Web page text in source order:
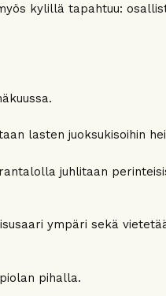
kylillä tapahtuu:
lasten juoksukisoihin
juhlitaan
ympäri sekä
pihalla.